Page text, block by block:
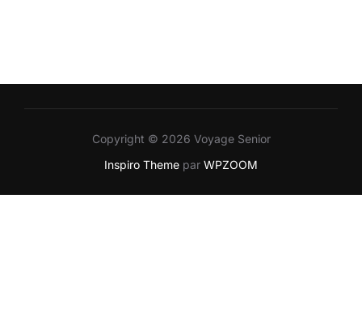
Copyright © 2026 Voyage Senior
Inspiro Theme par WPZOOM